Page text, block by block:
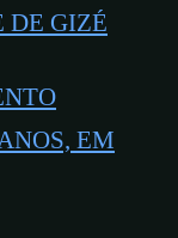
DE GIZÉ
EM